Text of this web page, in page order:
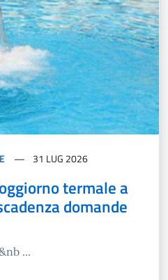
31 LUG 2026
termale a
domande